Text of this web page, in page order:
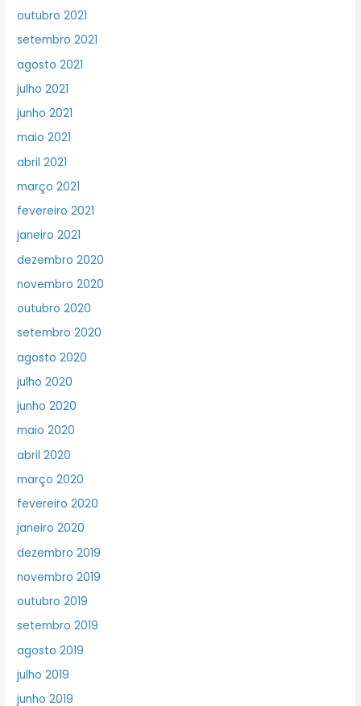
outubro 2021
setembro 2021
agosto 2021
julho 2021
junho 2021
maio 2021
abril 2021
março 2021
fevereiro 2021
janeiro 2021
dezembro 2020
novembro 2020
outubro 2020
setembro 2020
agosto 2020
julho 2020
junho 2020
maio 2020
abril 2020
março 2020
fevereiro 2020
janeiro 2020
dezembro 2019
novembro 2019
outubro 2019
setembro 2019
agosto 2019
julho 2019
junho 2019